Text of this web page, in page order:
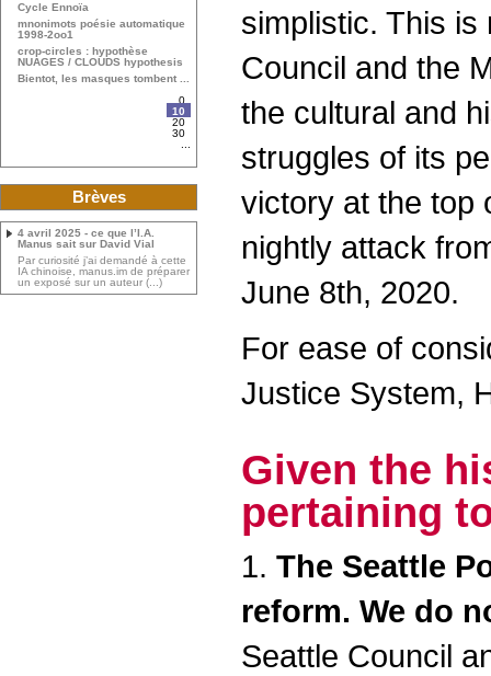
simplistic. This
Council and the
the cultural and
struggles of its
victory at the top
nightly attack
June 8th, 2020.
For ease of
Justice System,
Given the
pertaining
1. The Seattle
reform. We do
Seattle Council
Cycle Ennoïa
mnonimots poésie automatique
1998-2oo1
crop-circles : hypothèse
NUAGES / CLOUDS hypothesis
Bientot, les masques tombent ...
0
10
20
30
Brèves
4 avril 2025 - ce que l’I.A.
Manus sait sur David Vial
Par curiosité j’ai demandé à cette
IA chinoise, manus.im de préparer
un exposé sur un auteur (...)